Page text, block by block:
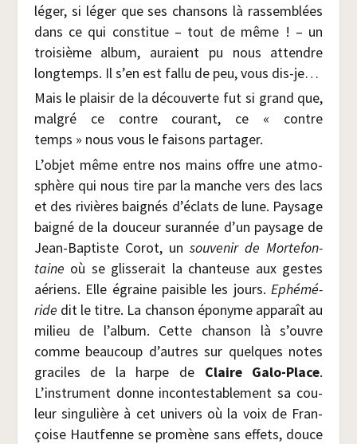
léger, si léger que ses chan­sons là ras­sem­blées
dans ce qui consti­tue – tout de même ! – un
troi­sième album, auraient pu nous attendre
long­temps. Il s’en est fal­lu de peu, vous dis-je…
Mais le plai­sir de la décou­verte fut si grand que,
mal­gré ce contre cou­rant, ce « contre
temps » nous vous le fai­sons partager.
L’objet même entre nos mains offre une atmo­
sphère qui nous tire par la manche vers des lacs
et des rivières bai­gnés d’éclats de lune. Pay­sage
bai­gné de la dou­ceur sur­an­née d’un pay­sage de
Jean-Bap­tiste Corot, unsou­ve­nir de Mor­te­fon­
taine où se glis­se­rait la chan­teuse aux gestes
aériens. Elle égraine pai­sible les jours. Ephé­mé­
ride dit le titre. La chan­son épo­nyme appa­raît au
milieu de l’album. Cette chan­son là s’ouvre
comme beau­coup d’autres sur quelques notes
gra­ciles de la harpe de Claire Galo-Place.
L’instrument donne incon­tes­ta­ble­ment sa cou­
leur sin­gu­lière à cet uni­vers où la voix de Fran­
çoise Haut­fenne se pro­mène sans effets, douce